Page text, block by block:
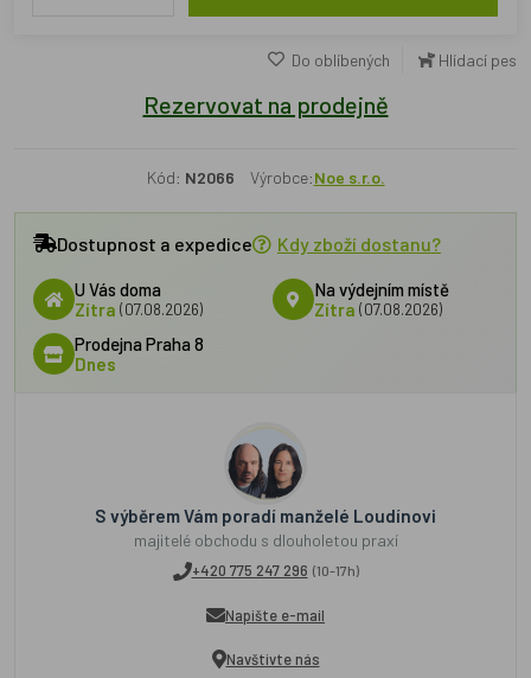
Do oblíbených Hlídací pes
Rezervovat na prodejně
Kód: N2066 Výrobce:Noe s.r.o.
Dostupnost a expedice Kdy zboží dostanu?
U Vás doma
Zítra (07.08.2026)
Na výdejním místě
Zítra (07.08.2026)
Prodejna Praha 8
Dnes
S výběrem Vám poradí manželé Loudínovi
majitelé obchodu s dlouholetou praxí
+420 775 247 296 (10-17h)
Napište e-mail
Navštivte nás